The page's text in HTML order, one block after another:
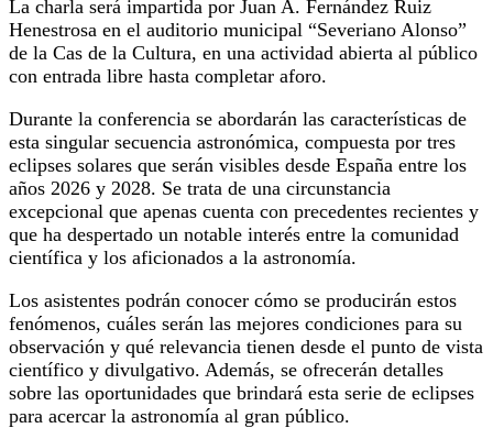
La charla será impartida por Juan A. Fernández Ruiz
Henestrosa en el auditorio municipal “Severiano Alonso”
de la Cas de la Cultura, en una actividad abierta al público
con entrada libre hasta completar aforo.
Durante la conferencia se abordarán las características de
esta singular secuencia astronómica, compuesta por tres
eclipses solares que serán visibles desde España entre los
años 2026 y 2028. Se trata de una circunstancia
excepcional que apenas cuenta con precedentes recientes y
que ha despertado un notable interés entre la comunidad
científica y los aficionados a la astronomía.
Los asistentes podrán conocer cómo se producirán estos
fenómenos, cuáles serán las mejores condiciones para su
observación y qué relevancia tienen desde el punto de vista
científico y divulgativo. Además, se ofrecerán detalles
sobre las oportunidades que brindará esta serie de eclipses
para acercar la astronomía al gran público.